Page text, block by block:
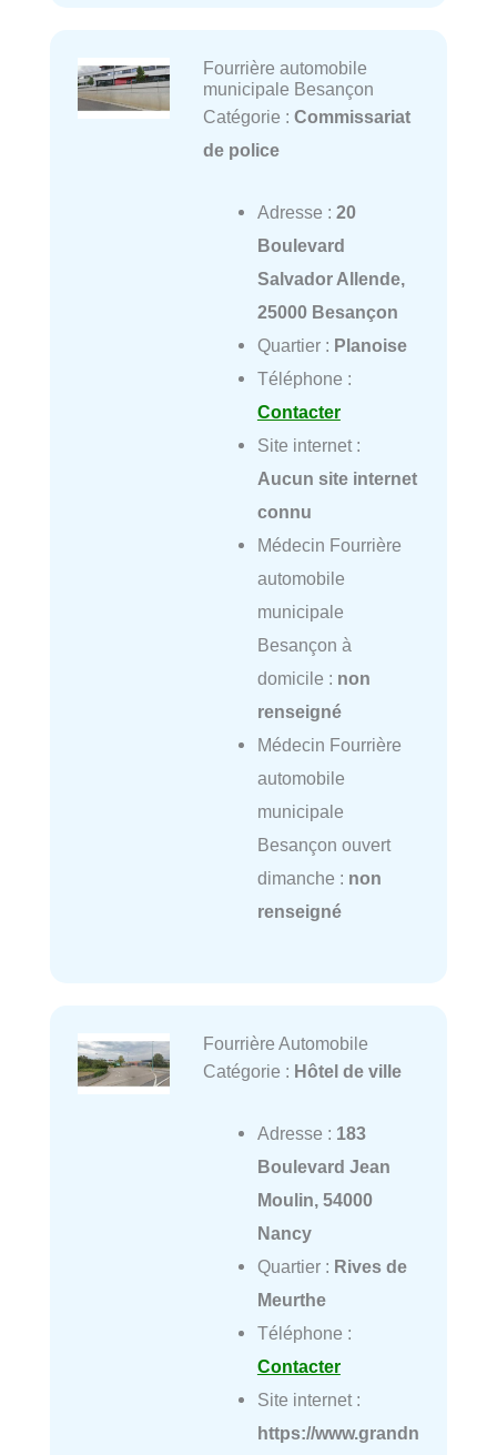
Fourrière automobile
municipale Besançon
Catégorie : Commissariat
de police
Adresse : 20
Boulevard
Salvador Allende,
25000 Besançon
Quartier : Planoise
Téléphone :
Contacter
Site internet :
Aucun site internet
connu
Médecin Fourrière
automobile
municipale
Besançon à
domicile : non
renseigné
Médecin Fourrière
automobile
municipale
Besançon ouvert
dimanche : non
renseigné
Fourrière Automobile
Catégorie : Hôtel de ville
Adresse : 183
Boulevard Jean
Moulin, 54000
Nancy
Quartier : Rives de
Meurthe
Téléphone :
Contacter
Site internet :
https://www.grandn